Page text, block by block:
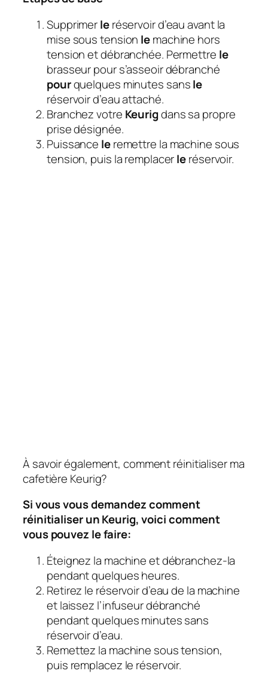
Supprimerleréservoir d’eau avant la
mise sous tension lemachine hors
tension et débranchée. Permettre le
brasseur pour s’asseoir débranché
pourquelques minutes sansle
réservoir d’eau attaché.
Branchez votre Keurigdans sa propre
prise désignée.
Puissance leremettre la machine sous
tension, puis la remplacerleréservoir.
À savoir également, comment réinitialiser ma
cafetière Keurig?
Si vous vous demandez comment
réinitialiser un Keurig, voici comment
vous pouvez le faire:
Éteignez la machine et débranchez-la
pendant quelques heures.
Retirez le réservoir d’eau de la machine
et laissez l’infuseur débranché
pendant quelques minutes sans
réservoir d’eau.
Remettez la machine sous tension,
puis remplacez le réservoir.